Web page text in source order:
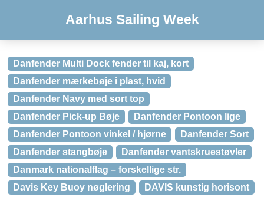
Aarhus Sailing Week
Danfender Multi Dock fender til kaj, kort
Danfender mærkebøje i plast, hvid
Danfender Navy med sort top
Danfender Pick-up Bøje
Danfender Pontoon lige
Danfender Pontoon vinkel / hjørne
Danfender Sort
Danfender stangbøje
Danfender vantskruestøvler
Danmark nationalflag – forskellige str.
Davis Key Buoy nøglering
DAVIS kunstig horisont